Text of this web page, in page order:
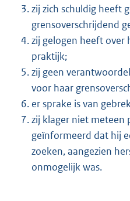
zij zich schuldig heeft
grensoverschrijdend
zij gelogen heeft over
praktijk;
zij geen
voor haar
er sprake is van
zij klager niet meteen
geïnformeerd dat hij
zoeken, aangezien
onmogelijk was.